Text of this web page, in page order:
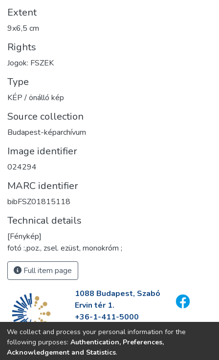
Extent
9x6,5 cm
Rights
Jogok: FSZEK
Type
KÉP / önálló kép
Source collection
Budapest-képarchívum
Image identifier
024294
MARC identifier
bibFSZ01815118
Technical details
[Fénykép]
fotó :,poz., zsel. ezüst, monokróm ;
Full item page
1088 Budapest, Szabó
Ervin tér 1.
+36-1-411-5000
info@fszek.hu
https://fszek.hu
We collect and process your personal information for the
following purposes: Authentication, Preferences,
Acknowledgement and Statistics.